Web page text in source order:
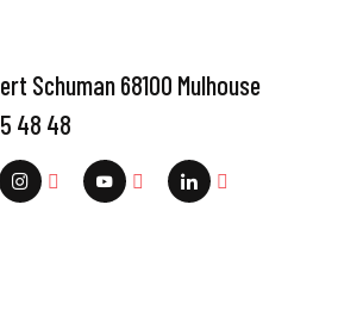
Schuman 68100 Mulhouse
48 48